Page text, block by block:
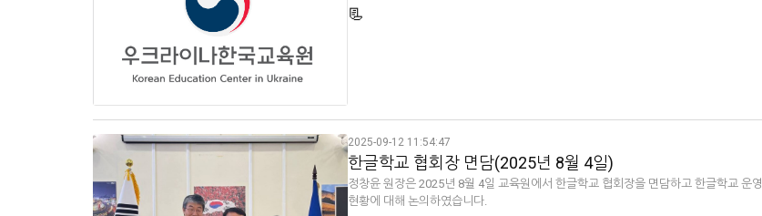
📃
2025-09-12 11:54:47
한글학교 협회장 면담(2025년 8월 4일)
정창윤 원장은 2025년 8월 4일 교육원에서 한글학교 협회장을 면담하고 한글학교 운영
현황에 대해 논의하였습니다.